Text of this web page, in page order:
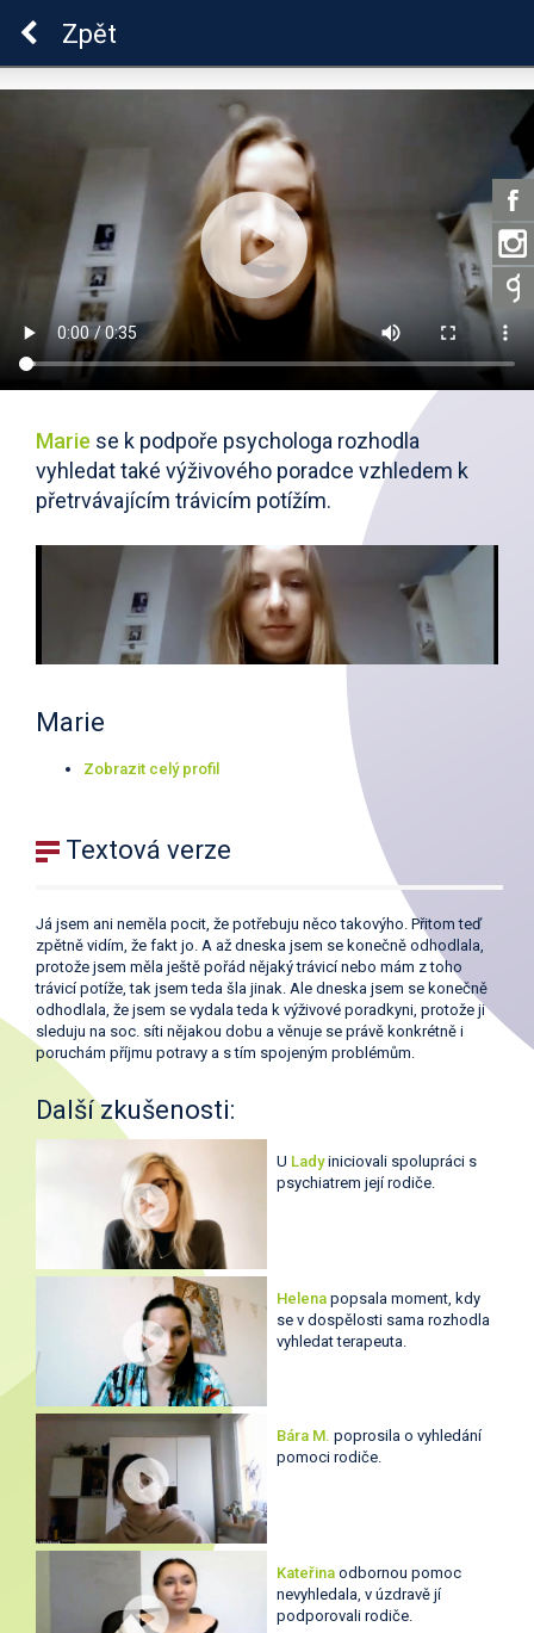
Zpět
Marie se k podpoře psychologa rozhodla
vyhledat také výživového poradce vzhledem k
přetrvávajícím trávicím potížím.
Marie
Zobrazit celý profil
Textová verze
Já jsem ani neměla pocit, že potřebuju něco takovýho. Přitom teď
zpětně vidím, že fakt jo. A až dneska jsem se konečně odhodlala,
protože jsem měla ještě pořád nějaký trávicí nebo mám z toho
trávicí potíže, tak jsem teda šla jinak. Ale dneska jsem se konečně
odhodlala, že jsem se vydala teda k výživové poradkyni, protože ji
sleduju na soc. síti nějakou dobu a věnuje se právě konkrétně i
poruchám příjmu potravy a s tím spojeným problémům.
Další zkušenosti:
U Ladyiniciovali spolupráci s
psychiatrem její rodiče.
Helena popsala moment, kdy
se v dospělosti sama rozhodla
vyhledat terapeuta.
Bára M. poprosila o vyhledání
pomoci rodiče.
Kateřina odbornou pomoc
nevyhledala, v úzdravě jí
podporovali rodiče.